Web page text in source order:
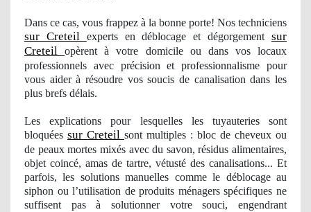
Dans ce cas, vous frappez à la bonne porte! Nos techniciens
sur Creteil experts en déblocage et dégorgementsur
Creteilopèrent à votre domicile ou dans vos locaux
professionnels avec précision et professionnalisme pour
vous aider à résoudre vossoucis de canalisation dans les
plus brefs délais.
Les explications pour lesquelles les tuyauteries sont
bloquées sur Creteil sont multiples : bloc de cheveux ou
de peaux mortes mixés avec du savon, résidus alimentaires,
objet coincé, amas de tartre, vétusté des canalisations... Et
parfois, les solutions manuelles comme le déblocage au
siphon ou l’utilisation de produits ménagersspécifiques ne
suffisent pas à solutionner votre souci, engendrant